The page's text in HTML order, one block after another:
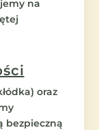
na
oraz
bezpieczną